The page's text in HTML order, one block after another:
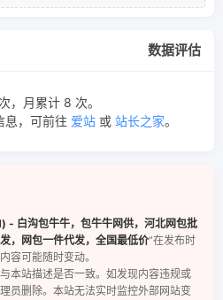
数据评估
，月累计 8 次。
息，可前往 爱站 或 站长之家。
- 白沟包牛牛，包牛牛网供，河北网包批
，网包一件代发，全国最低价”在发布时
容可能随时变动。
本站描述是否一致。如发现内容违规或
员删除。本站无法实时监控外部网站变